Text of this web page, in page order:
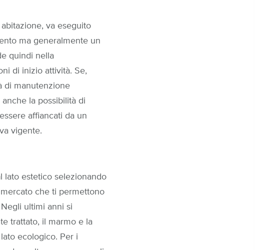
va eseguito
ma generalmente un
quindi nella
di inizio attività. Se,
di manutenzione
la possibilità di
affiancati da un
vigente.
lato estetico selezionando
che ti permettono
ultimi anni si
trattato, il marmo e la
ecologico. Per i